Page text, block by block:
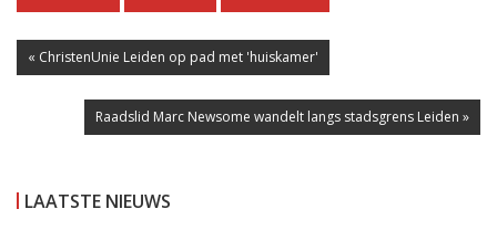
« ChristenUnie Leiden op pad met 'huiskamer'
Raadslid Marc Newsome wandelt langs stadsgrens Leiden »
LAATSTE NIEUWS